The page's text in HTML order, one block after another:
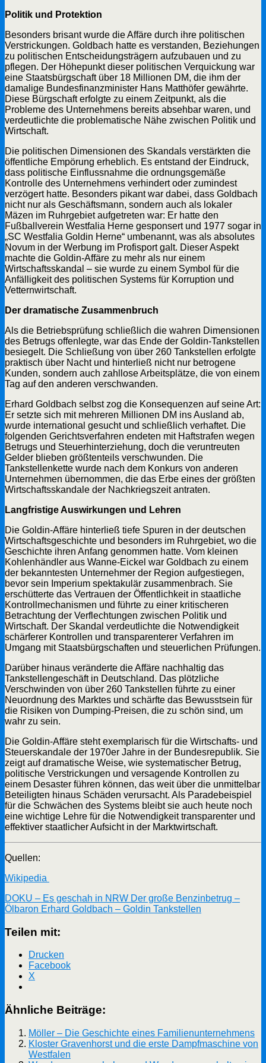
Politik und Protektion
Besonders brisant wurde die Affäre durch ihre politischen
Verstrickungen. Goldbach hatte es verstanden, Beziehungen
zu politischen Entscheidungsträgern aufzubauen und zu
pflegen. Der Höhepunkt dieser politischen Verquickung war
eine Staatsbürgschaft über 18 Millionen DM, die ihm der
damalige Bundesfinanzminister Hans Matthöfer gewährte.
Diese Bürgschaft erfolgte zu einem Zeitpunkt, als die
Probleme des Unternehmens bereits absehbar waren, und
verdeutlichte die problematische Nähe zwischen Politik und
Wirtschaft.
Die politischen Dimensionen des Skandals verstärkten die
öffentliche Empörung erheblich. Es entstand der Eindruck,
dass politische Einflussnahme die ordnungsgemäße
Kontrolle des Unternehmens verhindert oder zumindest
verzögert hatte. Besonders pikant war dabei, dass Goldbach
nicht nur als Geschäftsmann, sondern auch als lokaler
Mäzen im Ruhrgebiet aufgetreten war: Er hatte den
Fußballverein Westfalia Herne gesponsert und 1977 sogar in
„SC Westfalia Goldin Herne“ umbenannt, was als absolutes
Novum in der Werbung im Profisport galt. Dieser Aspekt
machte die Goldin-Affäre zu mehr als nur einem
Wirtschaftsskandal – sie wurde zu einem Symbol für die
Anfälligkeit des politischen Systems für Korruption und
Vetternwirtschaft.
Der dramatische Zusammenbruch
Als die Betriebsprüfung schließlich die wahren Dimensionen
des Betrugs offenlegte, war das Ende der Goldin-Tankstellen
besiegelt. Die Schließung von über 260 Tankstellen erfolgte
praktisch über Nacht und hinterließ nicht nur betrogene
Kunden, sondern auch zahllose Arbeitsplätze, die von einem
Tag auf den anderen verschwanden.
Erhard Goldbach selbst zog die Konsequenzen auf seine Art:
Er setzte sich mit mehreren Millionen DM ins Ausland ab,
wurde international gesucht und schließlich verhaftet. Die
folgenden Gerichtsverfahren endeten mit Haftstrafen wegen
Betrugs und Steuerhinterziehung, doch die veruntreuten
Gelder blieben größtenteils verschwunden. Die
Tankstellenkette wurde nach dem Konkurs von anderen
Unternehmen übernommen, die das Erbe eines der größten
Wirtschaftsskandale der Nachkriegszeit antraten.
Langfristige Auswirkungen und Lehren
Die Goldin-Affäre hinterließ tiefe Spuren in der deutschen
Wirtschaftsgeschichte und besonders im Ruhrgebiet, wo die
Geschichte ihren Anfang genommen hatte. Vom kleinen
Kohlenhändler aus Wanne-Eickel war Goldbach zu einem
der bekanntesten Unternehmer der Region aufgestiegen,
bevor sein Imperium spektakulär zusammenbrach. Sie
erschütterte das Vertrauen der Öffentlichkeit in staatliche
Kontrollmechanismen und führte zu einer kritischeren
Betrachtung der Verflechtungen zwischen Politik und
Wirtschaft. Der Skandal verdeutlichte die Notwendigkeit
schärferer Kontrollen und transparenterer Verfahren im
Umgang mit Staatsbürgschaften und steuerlichen Prüfungen.
Darüber hinaus veränderte die Affäre nachhaltig das
Tankstellengeschäft in Deutschland. Das plötzliche
Verschwinden von über 260 Tankstellen führte zu einer
Neuordnung des Marktes und schärfte das Bewusstsein für
die Risiken von Dumping-Preisen, die zu schön sind, um
wahr zu sein.
Die Goldin-Affäre steht exemplarisch für die Wirtschafts- und
Steuerskandale der 1970er Jahre in der Bundesrepublik. Sie
zeigt auf dramatische Weise, wie systematischer Betrug,
politische Verstrickungen und versagende Kontrollen zu
einem Desaster führen können, das weit über die unmittelbar
Beteiligten hinaus Schäden verursacht. Als Paradebeispiel
für die Schwächen des Systems bleibt sie auch heute noch
eine wichtige Lehre für die Notwendigkeit transparenter und
effektiver staatlicher Aufsicht in der Marktwirtschaft.
Quellen:
Wikipedia
DOKU – Es geschah in NRW Der große Benzinbetrug –
Ölbaron Erhard Goldbach – Goldin Tankstellen
Teilen mit:
Drucken
Facebook
X
Ähnliche Beiträge:
Möller – Die Geschichte eines Familienunternehmens
Kloster Gravenhorst und die erste Dampfmaschine von
Westfalen